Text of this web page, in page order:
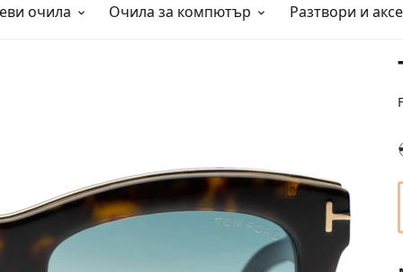
очила Очила за компютър Разтвори и